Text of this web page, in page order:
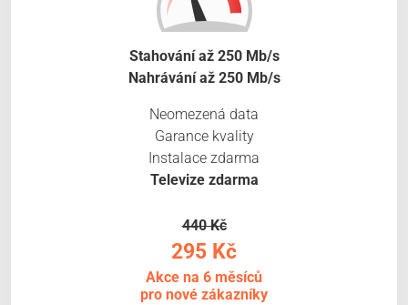
Stahování až 250 Mb/s
Nahrávání až 250 Mb/s
Neomezená data
Garance kvality
Instalace zdarma
Televize zdarma
440 Kč
295 Kč
Akce na 6 měsíců
pro nové zákazníky